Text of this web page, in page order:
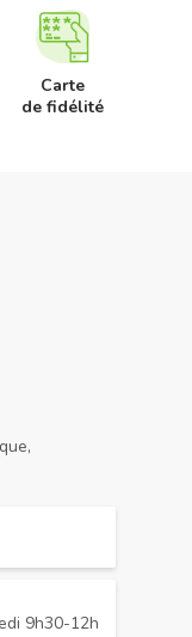
Carte
de fidélité
9h30-12h